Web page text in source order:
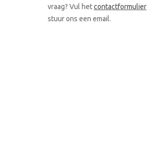
vraag? Vul hetcontactformulier
stuur ons een email.